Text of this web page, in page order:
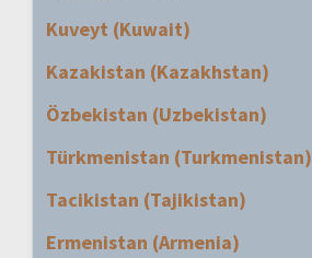
Kuveyt (Kuwait)
Kazakistan (Kazakhstan)
Özbekistan (Uzbekistan)
Türkmenistan (Turkmenistan)
Tacikistan (Tajikistan)
Ermenistan (Armenia)